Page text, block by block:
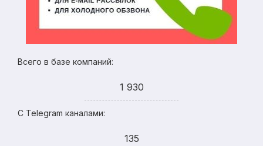
Всего в базе компаний:
1 930
С Telegram каналами:
135